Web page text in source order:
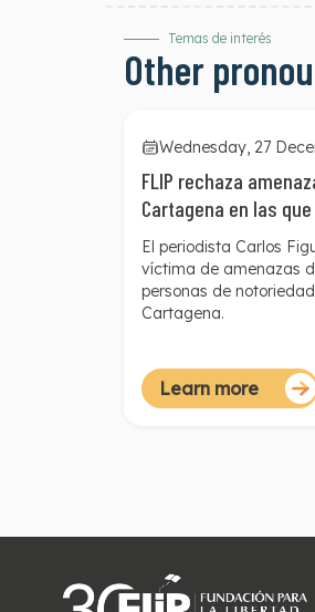
Temas de interés
Other
Wednesday, 27
FLIP rechaza
Cartagena en las
funcionario de la
El periodista Carlos
víctima de amenazas
personas de
Cartagena.
Learn more